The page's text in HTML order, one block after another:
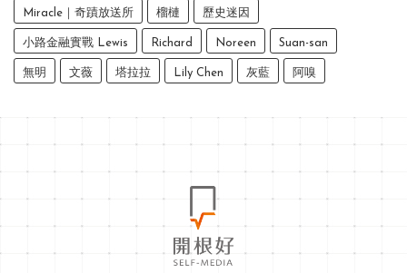
Miracle｜奇蹟放送所 榴槤 歷史迷因
小路金融實戰 Lewis Richard Noreen Suan-san
無明 文薇 塔拉拉 Lily Chen 灰藍 阿嗅